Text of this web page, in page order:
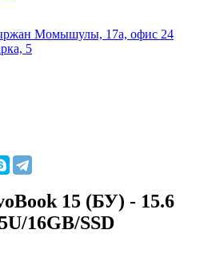
Момышулы, 17а, офис 24
5
15 (БУ) - 15.6
16GB/SSD